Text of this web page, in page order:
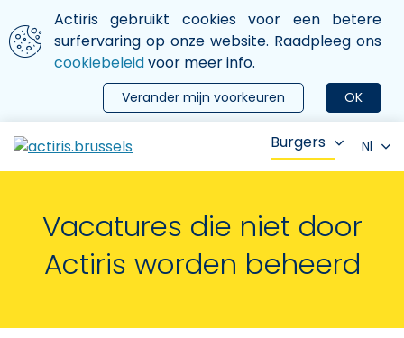
Aller au contenu principal
We gebruiken cookies
Actiris gebruikt cookies voor een betere
surfervaring op onze website. Raadpleeg ons
cookiebeleidvoor meer info.
OK
Verander mijn voorkeuren
le menu
Burgers Nl
Vacatures die niet door
Actiris worden beheerd